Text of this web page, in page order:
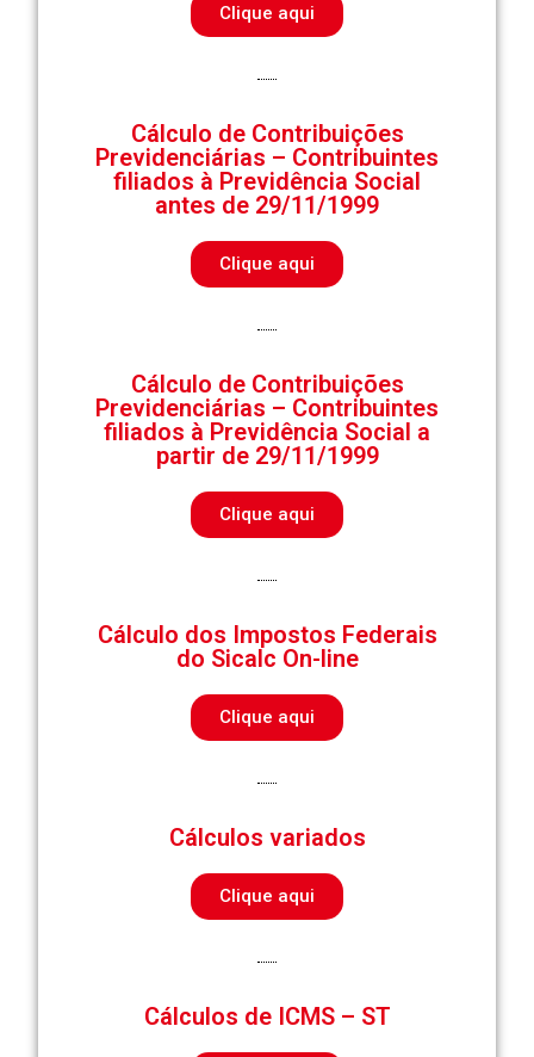
Clique aqui
Cálculo de Contribuições
Previdenciárias – Contribuintes
filiados à Previdência Social
antes de 29/11/1999
Clique aqui
Cálculo de Contribuições
Previdenciárias – Contribuintes
filiados à Previdência Social a
partir de 29/11/1999
Clique aqui
Cálculo dos Impostos Federais
do Sicalc On-line
Clique aqui
Cálculos variados
Clique aqui
Cálculos de ICMS – ST